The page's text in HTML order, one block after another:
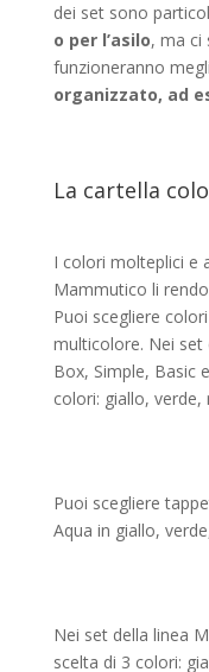
dei set sono
o per l’asilo, ma ci
funzioneranno
organizzato, ad
La cartella
I colori molteplici e
Mammutico li
Puoi scegliere
multicolore. Nei set
Box, Simple, Basic
colori: giallo,
Puoi scegliere
Aqua in giallo,
Nei set della linea
scelta di 3 colori: